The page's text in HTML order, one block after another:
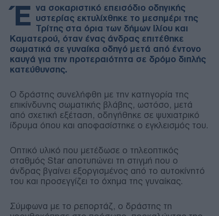
Έ να σοκαριστικό επεισόδιο οδηγικής
υστερίας εκτυλίχθηκε το μεσημέρι της
Τρίτης στα όρια των δήμων Ιλίου και
Καματερού, όταν ένας άνδρας επιτέθηκε
σωματικά σε γυναίκα οδηγό μετά από έντονο
καυγά για την προτεραιότητα σε δρόμο διπλής
κατεύθυνσης.
Ο δράστης συνελήφθη με την κατηγορία της
επικίνδυνης σωματικής βλάβης, ωστόσο, μετά
από σχετική εξέταση, οδηγήθηκε σε ψυχιατρικό
ίδρυμα όπου και αποφασίστηκε ο εγκλεισμός του.
Οπτικό υλικό που μετέδωσε ο τηλεοπτικός
σταθμός Star αποτυπώνει τη στιγμή που ο
άνδρας βγαίνει εξοργισμένος από το αυτοκίνητό
του και προσεγγίζει το όχημα της γυναίκας.
Σύμφωνα με το ρεπορτάζ, ο δράστης τη